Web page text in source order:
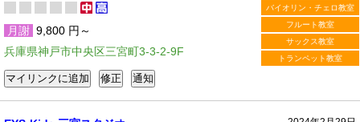
バイオリン・チェロ教室
フルート教室
サックス教室
トランペット教室
月謝 9,800 円～
兵庫県神戸市中央区三宮町3-3-2-9F